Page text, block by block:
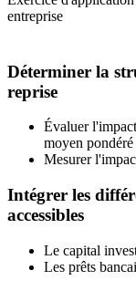
entreprise
Déterminer la
reprise
Évaluer
moyen
Mesurer
Intégrer les
accessibles
Le capital
Les prêts